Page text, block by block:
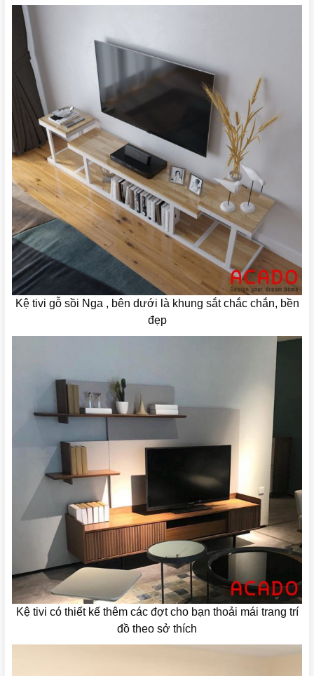
Kệ tivi gỗ sồi Nga , bên dưới là khung sắt chắc chắn, bền
đẹp
Kệ tivi có thiết kế thêm các đợt cho bạn thoải mái trang trí
đồ theo sở thích